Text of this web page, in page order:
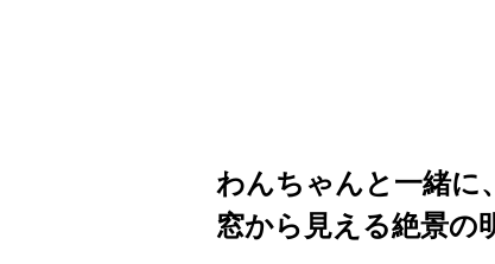
わんちゃんと一緒に、
窓から見える絶景の